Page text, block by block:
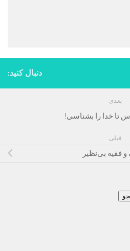
دنبال کنید:
بعدی
تا خدا را بشناسی!
قبلی
فقیه بی‌نظیر